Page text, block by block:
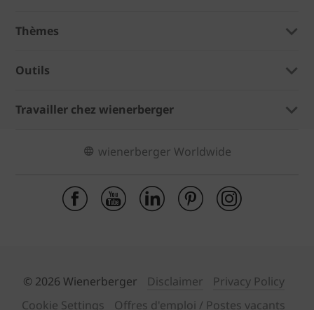
Thèmes
Outils
Travailler chez wienerberger
wienerberger Worldwide
© 2026 Wienerberger Disclaimer
Privacy Policy
Cookie Settings
Offres d'emploi / Postes vacants